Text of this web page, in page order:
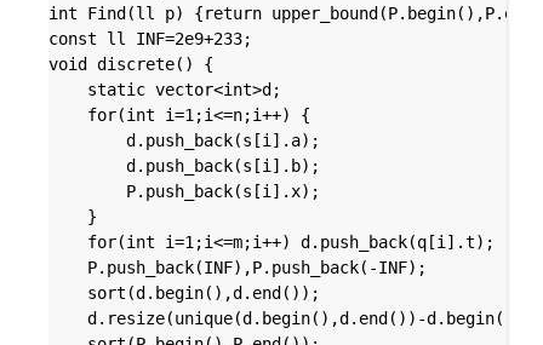
int Find(ll p) {return
const ll INF=2e9+233;
void discrete() {